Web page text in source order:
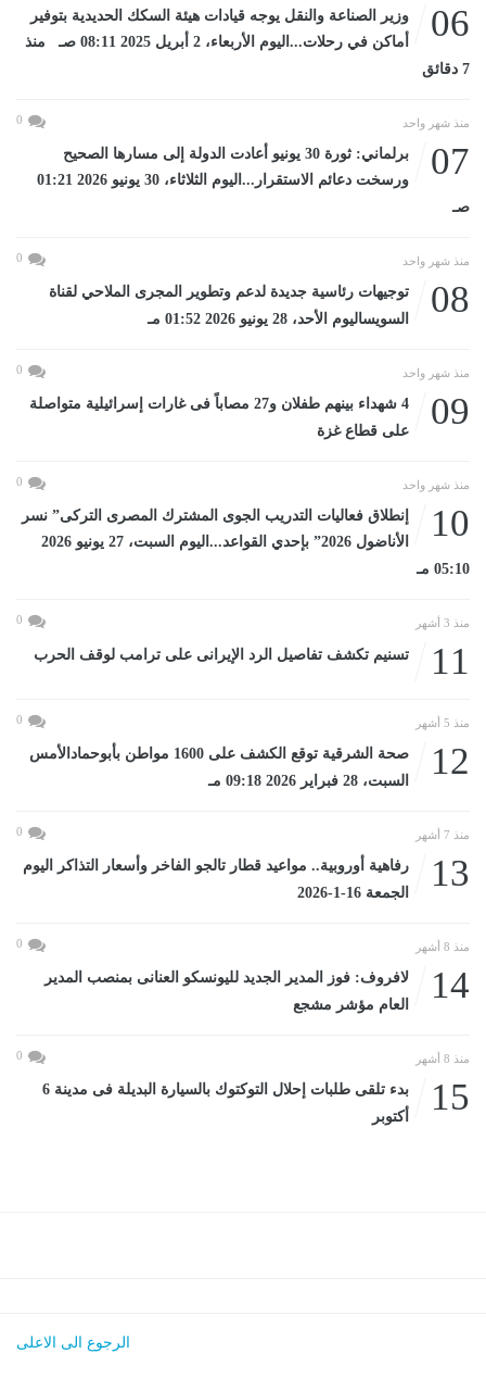
06
وزير الصناعة والنقل يوجه قيادات هيئة السكك الحديدية بتوفير
أماكن في رحلات...اليوم الأربعاء، 2 أبريل 2025 08:11 صـ منذ
7 دقائق
منذ شهر واحد 0
07
برلماني: ثورة 30 يونيو أعادت الدولة إلى مسارها الصحيح
ورسخت دعائم الاستقرار...اليوم الثلاثاء، 30 يونيو 2026 01:21
صـ
منذ شهر واحد 0
08
توجيهات رئاسية جديدة لدعم وتطوير المجرى الملاحي لقناة
السويساليوم الأحد، 28 يونيو 2026 01:52 مـ
منذ شهر واحد 0
09
4 شهداء بينهم طفلان و27 مصاباً فى غارات إسرائيلية متواصلة
على قطاع غزة
منذ شهر واحد 0
10
إنطلاق فعاليات التدريب الجوى المشترك المصرى التركى” نسر
الأناضول 2026” بإحدي القواعد...اليوم السبت، 27 يونيو 2026
05:10 مـ
منذ 3 أشهر 0
11 تسنيم تكشف تفاصيل الرد الإيرانى على ترامب لوقف الحرب
منذ 5 أشهر 0
12
صحة الشرقية توقع الكشف على 1600 مواطن بأبوحمادالأمس
السبت، 28 فبراير 2026 09:18 مـ
منذ 7 أشهر 0
13
رفاهية أوروبية.. مواعيد قطار تالجو الفاخر وأسعار التذاكر اليوم
الجمعة 16-1-2026
منذ 8 أشهر 0
14
لافروف: فوز المدير الجديد لليونسكو العنانى بمنصب المدير
العام مؤشر مشجع
منذ 8 أشهر 0
15
بدء تلقى طلبات إحلال التوكتوك بالسيارة البديلة فى مدينة 6
أكتوبر
الرجوع الى الاعلى